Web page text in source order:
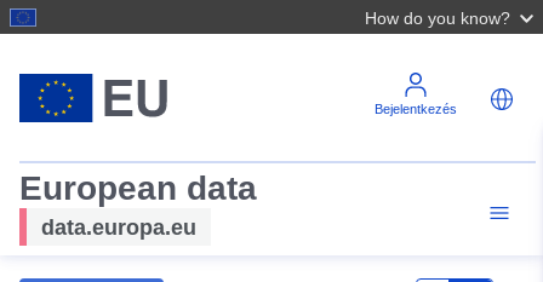
How do you know?
Bejelentkezés
European data
data.europa.eu